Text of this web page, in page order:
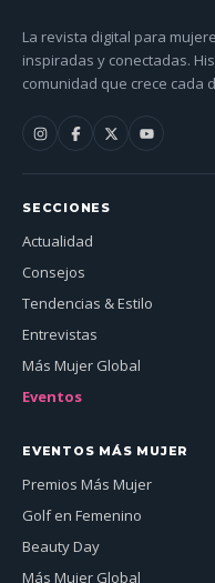
La revista digital para
inspiradas y conectadas.
comunidad que crece cada
SECCIONES
Actualidad
Consejos
Tendencias & Estilo
Entrevistas
Más Mujer Global
Eventos
EVENTOS MÁS MUJER
Premios Más Mujer
Golf en Femenino
Beauty Day
Más Mujer Global